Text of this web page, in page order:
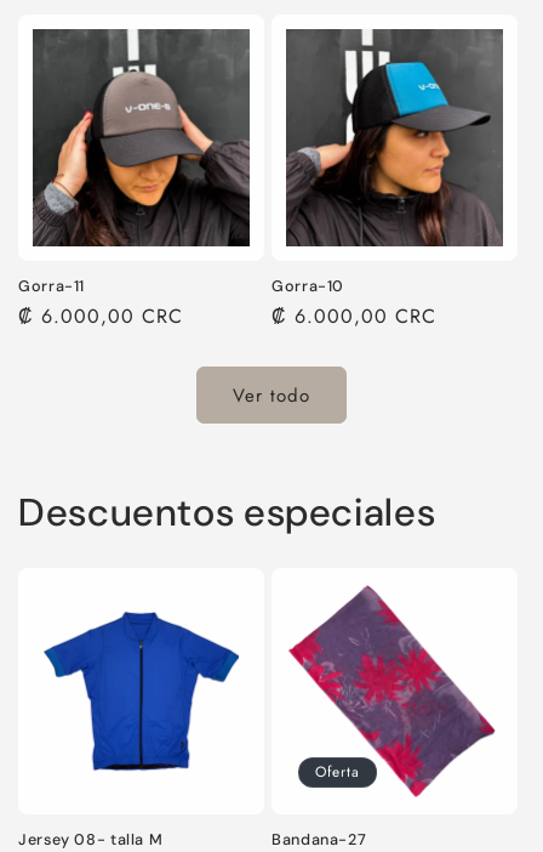
Gorra-11
Precio
₡ 6.000,00 CRC
Gorra-10
Precio
₡ 6.000,00 CRC
Ver todo
Descuentos especiales
Jersey 08- talla M
Oferta
Bandana-27